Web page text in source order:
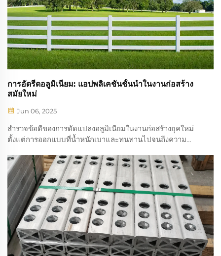
การอัดรีดอลูมิเนียม: แอปพลิเคชันชั้นนำในงานก่อสร้าง
สมัยใหม่
Jun 06, 2025
สำรวจข้อดีของการดัดแปลงอลูมิเนียมในงานก่อสร้างยุคใหม่
ตั้งแต่การออกแบบที่น้ำหนักเบาและทนทานไปจนถึงความ
ประสิทธิภาพ การยั่งยืน และนวัตกรรมทางสถาปัตยกรรม